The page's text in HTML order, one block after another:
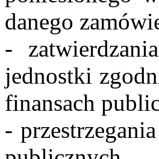
danego
-
jednostki
finansach
-